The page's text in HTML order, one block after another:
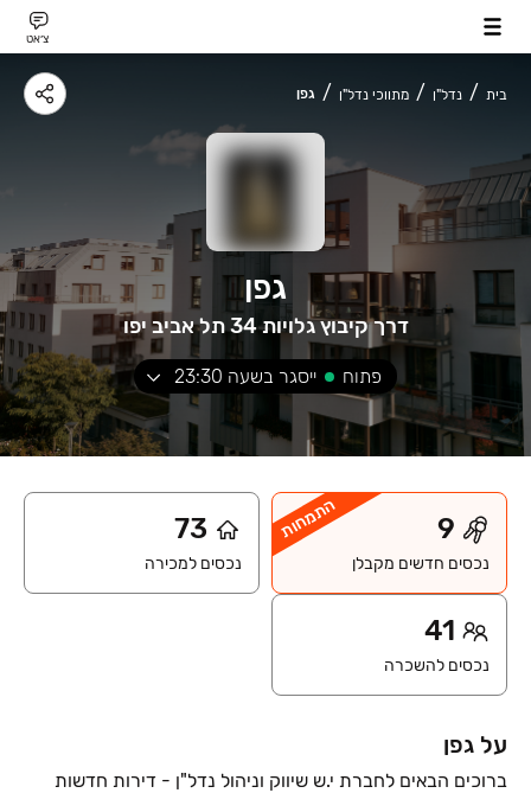
צ׳אט
בית נדל"ן מתווכי נדל"ן גפן
גפן
דרך קיבוץ גלויות 34 תל אביב יפו
פתוח ייסגר בשעה 23:30
התמחות 9
נכסים חדשים מקבלן
73
נכסים למכירה
41
נכסים להשכרה
על גפן
ברוכים הבאים לחברת י.ש שיווק וניהול נדל"ן - דירות חדשות